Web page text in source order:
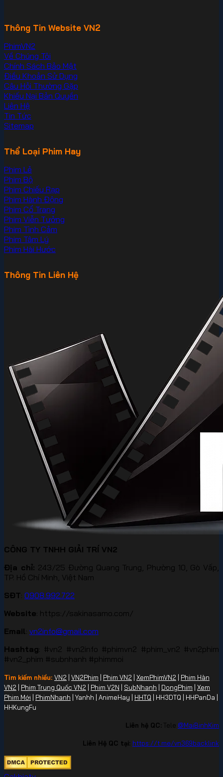
Thông Tin Website VN2
PhimVN2
Về Chúng Tôi
Chính Sách Bảo Mật
Điều Khoản Sử Dụng
Câu Hỏi Thường Gặp
Khiếu Nại Bản Quyền
Liên Hệ
Tin Tức
Sitemap
Thể Loại Phim Hay
Phim Lẻ
Phim Bộ
Phim Chiếu Rạp
Phim Hành Động
Phim Cổ Trang
Phim Viễn Tưởng
Phim Tình Cảm
Phim Tâm Lý
Phim Hài Hước
Thông Tin Liên Hệ
CÔNG TY TNHH GIẢI TRÍ VN2
Địa chỉ: 243/25 Đường Quang Trung, Phường 10, Gò Vấp,
TP. Hồ Chí Minh, Việt Nam
SĐT 0908.992.722
Website : https://sakinasamo.com/
Email vn2info@gmail.com
Hashtag : #vn2 #vn2info #phimvn2 #phim_vn2 #vn2phim
#vn2_phim #subnhanh #phimmoi
Tìm kiếm nhiều: VN2 VN2Phim Phim VN2 XemPhimVN2
Phim Hàn
VN2
Phim Trung Quốc VN2 Phim V2N SubNhanh DongPhim
Xem
Phim Mới
PhimNhanh | Yanhh | AnimeHay | HHTQ | HH3DTQ | HHPanDa |
HHKungFu
Liên hệ QC: Tele @MaiBinhKim
Liên Hệ QC tại: https://t.me/vn369backlink